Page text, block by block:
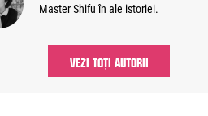
Master Shifu în ale istoriei.
VEZI TOȚI AUTORII